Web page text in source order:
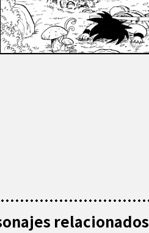
relacionados